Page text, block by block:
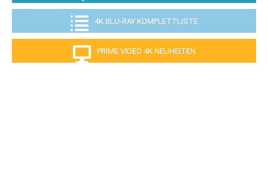
4K BLU-RAY KOMPLETTLISTE
PRIME VIDEO 4K NEUHEITEN